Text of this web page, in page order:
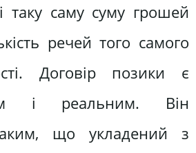
таку саму суму грошей
речей того самого
Договір позики є
і реальним. Він
що укладений з